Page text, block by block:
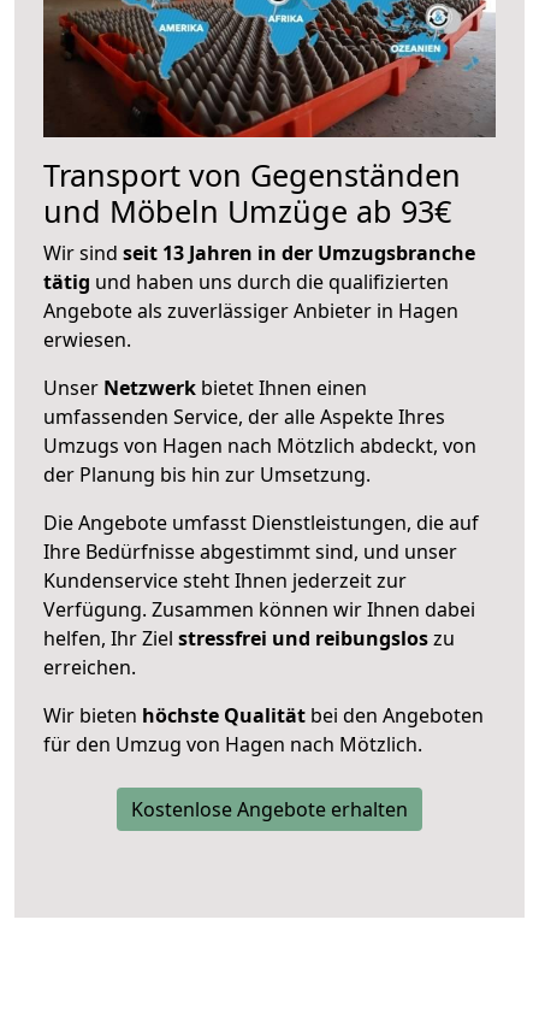
Transport von Gegenständen
und Möbeln Umzüge ab 93€
Wir sind seit 13 Jahren in der Umzugsbranche
tätig und haben uns durch die qualifizierten
Angebote als zuverlässiger Anbieter in Hagen
erwiesen.
Unser Netzwerk bietet Ihnen einen
umfassenden Service, der alle Aspekte Ihres
Umzugs von Hagen nach Mötzlich abdeckt, von
der Planung bis hin zur Umsetzung.
Die Angebote umfasst Dienstleistungen, die auf
Ihre Bedürfnisse abgestimmt sind, und unser
Kundenservice steht Ihnen jederzeit zur
Verfügung. Zusammen können wir Ihnen dabei
helfen, Ihr Ziel stressfrei und reibungsloszu
erreichen.
Wir bieten höchste Qualität bei den Angeboten
für den Umzug von Hagen nach Mötzlich.
Kostenlose Angebote erhalten